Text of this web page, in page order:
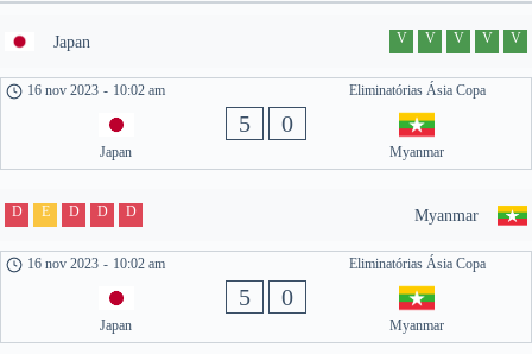
Japan V V V V V
Eliminatórias Ásia Copa
16 nov 2023 - 10:02 am
Japan
5 0
Myanmar
Myanmar
D E D D D
Eliminatórias Ásia Copa
16 nov 2023 - 10:02 am
Japan
5 0
Myanmar